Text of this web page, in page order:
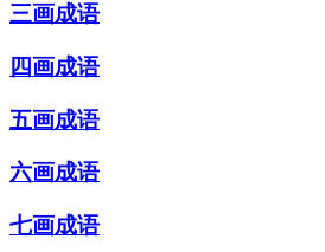
三画成语
四画成语
五画成语
六画成语
七画成语